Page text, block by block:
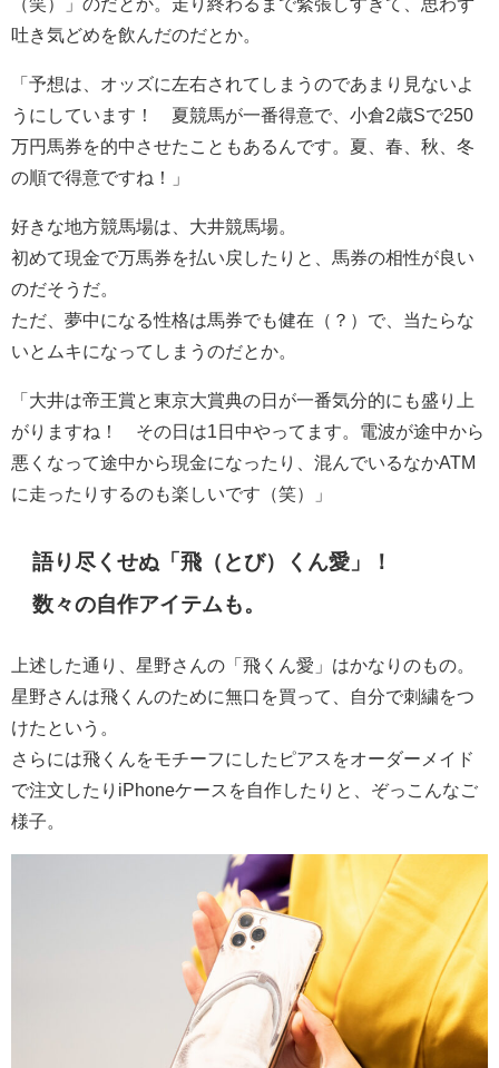
（笑）」のだとか。走り終わるまで緊張しすぎて、思わず
吐き気どめを飲んだのだとか。
「予想は、オッズに左右されてしまうのであまり見ないよ
うにしています！ 夏競馬が一番得意で、小倉2歳Sで250
万円馬券を的中させたこともあるんです。夏、春、秋、冬
の順で得意ですね！」
好きな地方競馬場は、大井競馬場。
初めて現金で万馬券を払い戻したりと、馬券の相性が良い
のだそうだ。
ただ、夢中になる性格は馬券でも健在（？）で、当たらな
いとムキになってしまうのだとか。
「大井は帝王賞と東京大賞典の日が一番気分的にも盛り上
がりますね！ その日は1日中やってます。電波が途中から
悪くなって途中から現金になったり、混んでいるなかATM
に走ったりするのも楽しいです（笑）」
語り尽くせぬ「飛（とび）くん愛」！
数々の自作アイテムも。
上述した通り、星野さんの「飛くん愛」はかなりのもの。
星野さんは飛くんのために無口を買って、自分で刺繍をつ
けたという。
さらには飛くんをモチーフにしたピアスをオーダーメイド
で注文したりiPhoneケースを自作したりと、ぞっこんなご
様子。